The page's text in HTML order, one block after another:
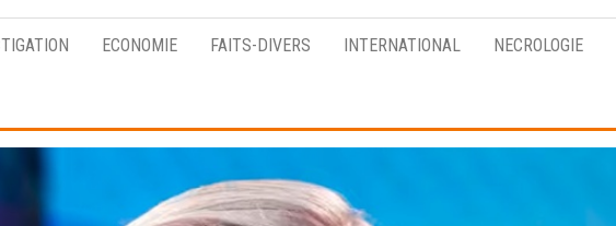
équilibrée
ECONOMIE FAITS-DIVERS INTERNATIONAL NECROLOGIE